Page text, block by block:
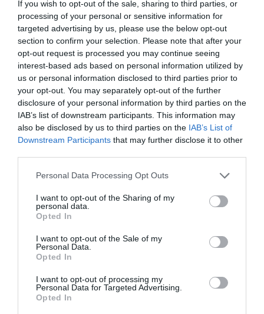
If you wish to opt-out of the sale, sharing to third parties, or
processing of your personal or sensitive information for
targeted advertising by us, please use the below opt-out
section to confirm your selection. Please note that after your
opt-out request is processed you may continue seeing
interest-based ads based on personal information utilized by
us or personal information disclosed to third parties prior to
your opt-out. You may separately opt-out of the further
disclosure of your personal information by third parties on the
IAB’s list of downstream participants. This information may
also be disclosed by us to third parties on the IAB’s List of
Downstream Participants that may further disclose it to other
Personal Data Processing Opt Outs
I want to opt-out of the Sharing of my
personal data.
Opted In
I want to opt-out of the Sale of my
Personal Data.
Opted In
I want to opt-out of processing my
Personal Data for Targeted Advertising.
Opted In
Tags
CINEMA PARADISO PROJECT
JAZZ - BLUES - ETHNIC
ΑΠΟΚΡΙΑΤΙΚΕΣ ΕΚΔΗΛΩΣΕΙΣ
ΣΥΝΑΥΛΙΕΣ 2025
Newsletter
Κάθε βδομάδα στο e-mail σας τα τελευταία νέα για
την Τέχνη και τον Πολιτισμό!
Ακολουθήστε το Culturenow.gr